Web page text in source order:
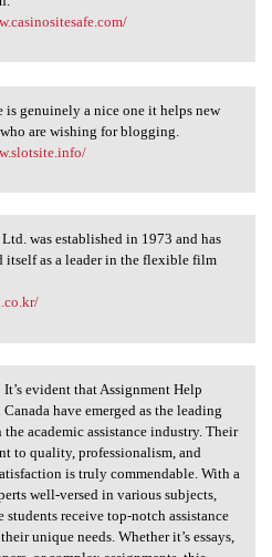
is genuinely a
is genuinely a nice one it helps new
are wishing for blogging.
Ltd. was
was established in 1973 and has
itself as a leader in the flexible film
It’s evident that
It’s evident that Assignment Help
have emerged as the leading
academic assistance industry. Their
to quality, professionalism, and
is truly commendable. With a
well-versed in various subjects,
students receive top-notch assistance
unique needs. Whether it’s essays,